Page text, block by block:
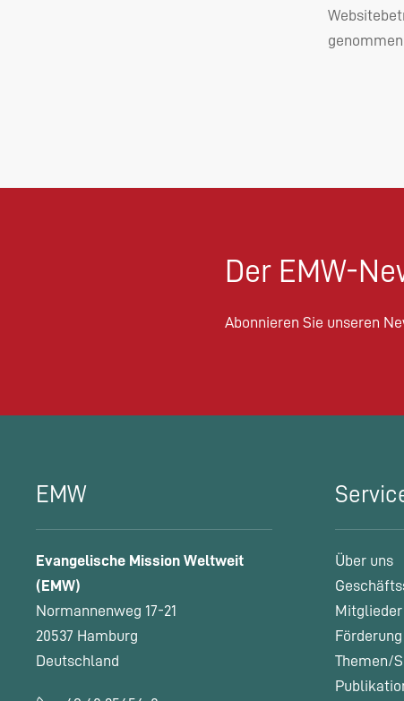
Der EMW-
Abonnieren Sie unseren
EMW
Evangelische Mission Weltweit
(EMW)
Normannenweg 17-21
20537 Hamburg
Deutschland
Über uns
Mitglieder
Themen/